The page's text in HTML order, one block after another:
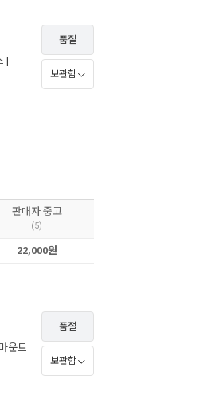
|
품절
보관함
판매자 중고
(5)
22,000원
운트
품절
보관함